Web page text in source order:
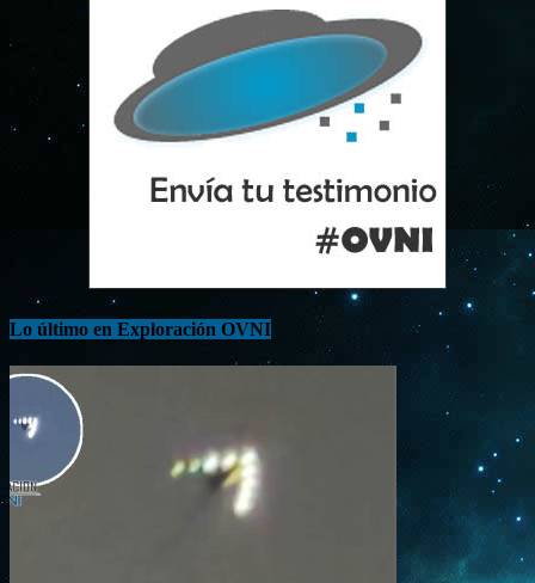
Lo último en Exploración OVNI